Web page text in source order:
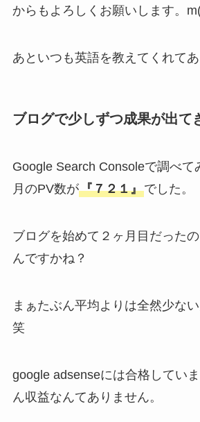
からもよろしくお願いします。
あといつも英語を教えてくれてあ
ブログで少しずつ成果が出て
Google Search Consoleで調べて
月のPV数が『７２１』でした。
ブログを始めて２ヶ月目だった
んですかね？
まぁたぶん平均よりは全然少な
笑
google adsenseには合格してい
ん収益なんてありません。